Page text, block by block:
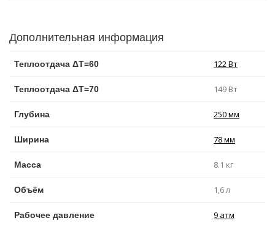
Дополнительная информация
Теплоотдача ΔT=60 122 Вт
Теплоотдача ΔT=70 149 Вт
Глубина 250 мм
Ширина 78 мм
Масса 8.1 кг
Объём 1,6 л
Рабочее давление 9 атм